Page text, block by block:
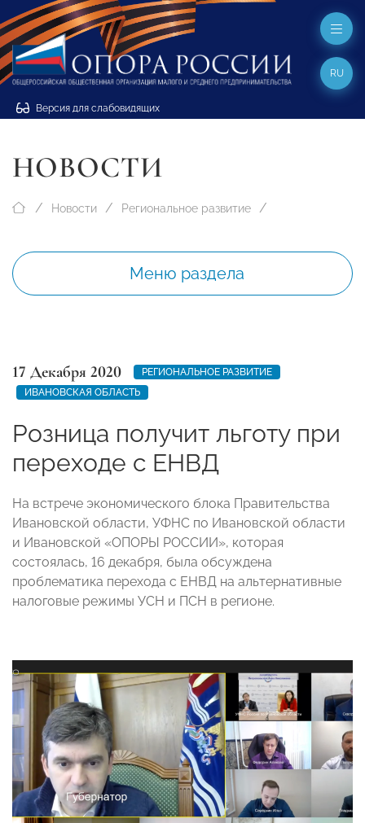
Версия для слабовидящих
RU
НОВОСТИ
Новости Региональное развитие
Меню раздела
17 Декабря 2020
РЕГИОНАЛЬНОЕ РАЗВИТИЕ
ИВАНОВСКАЯ ОБЛАСТЬ
Розница получит льготу при
переходе с ЕНВД
На встрече экономического блока Правительства
Ивановской области, УФНС по Ивановской области
и Ивановской «ОПОРЫ РОССИИ», которая
состоялась, 16 декабря, была обсуждена
проблематика перехода с ЕНВД на альтернативные
налоговые режимы УСН и ПСН в регионе.